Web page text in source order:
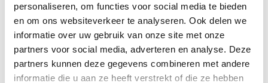
personaliseren, om functies voor social media te bieden
en om ons websiteverkeer te analyseren. Ook delen we
informatie over uw gebruik van onze site met onze
partners voor social media, adverteren en analyse. Deze
partners kunnen deze gegevens combineren met andere
informatie die u aan ze heeft verstrekt of die ze hebben
Specificaties
Schermdiagonaal:
16 inch (40,6 cm)
Scherm resolutie:
2560 x 1600 (WQXGA)